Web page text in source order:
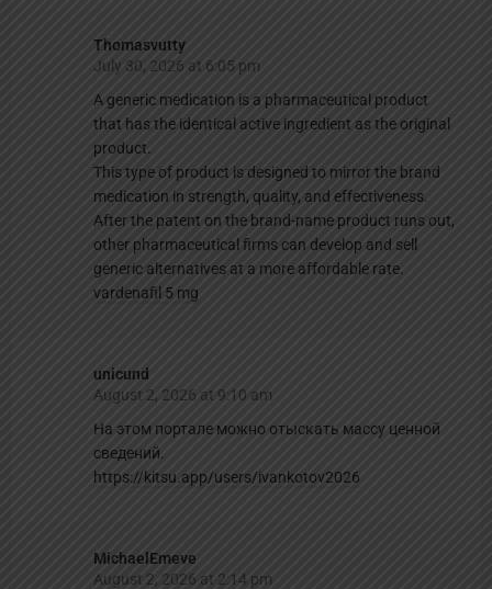
Thomasvutty
July 30, 2026 at 6:05 pm
A generic medication is a pharmaceutical product
that has the identical active ingredient as the original
product.
This type of product is designed to mirror the brand
medication in strength, quality, and effectiveness.
After the patent on the brand-name product runs out,
other pharmaceutical firms can develop and sell
generic alternatives at a more affordable rate.
vardenafil 5 mg
unicund
August 2, 2026 at 9:10 am
На этом портале можно отыскать массу ценной
сведений.
https://kitsu.app/users/ivankotov2026
MichaelEmeve
August 2, 2026 at 2:14 pm